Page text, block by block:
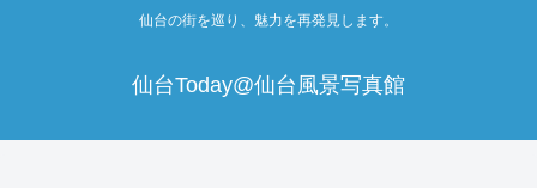
仙台の街を巡り、魅力を再発見します。
仙台Today@仙台風景写真館